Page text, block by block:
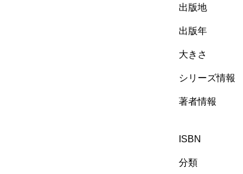
出版地
出版年
大きさ
シリーズ情報
著者情報
ISBN
分類